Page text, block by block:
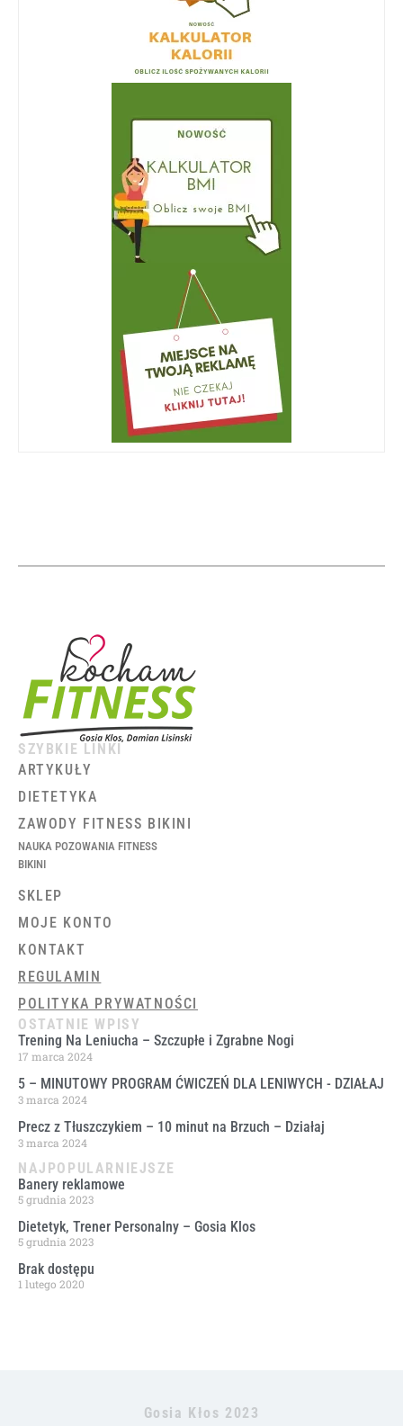
SZYBKIE LINKI
ARTYKUŁY
DIETETYKA
ZAWODY FITNESS BIKINI
NAUKA POZOWANIA FITNESS
BIKINI
SKLEP
MOJE KONTO
KONTAKT
REGULAMIN
POLITYKA PRYWATNOŚCI
OSTATNIE WPISY
Trening Na Leniucha – Szczupłe i Zgrabne Nogi
17 marca 2024
5 – MINUTOWY PROGRAM ĆWICZEŃ DLA LENIWYCH ​- DZIAŁAJ
3 marca 2024
Precz z Tłuszczykiem – 10 minut na Brzuch – Działaj
3 marca 2024
NAJPOPULARNIEJSZE
Banery reklamowe
5 grudnia 2023
Dietetyk, Trener Personalny – Gosia Klos
5 grudnia 2023
Brak dostępu
1 lutego 2020
Gosia Kłos 2023